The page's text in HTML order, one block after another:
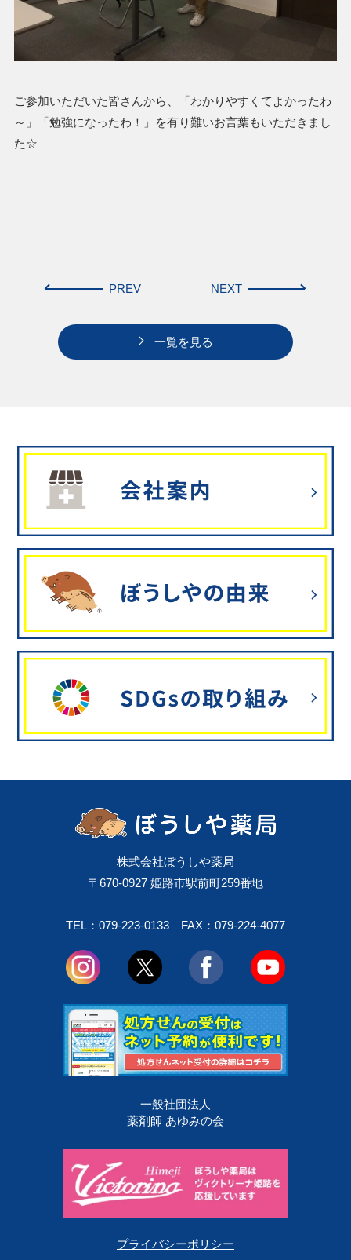
ご参加いただいた皆さんから、「わかりやすくてよかったわ
～」「勉強になったわ！」を有り難いお言葉もいただきまし
た☆
PREV
一覧を見る
NEXT
株式会社ぼうしや薬局
〒670-0927 姫路市駅前町259番地
TEL：079-223-0133 FAX：079-224-4077
一般社団法人
薬剤師 あゆみの会
プライバシーポリシー